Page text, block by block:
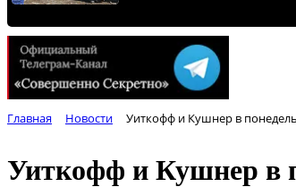
Главная Новости Уиткофф и Кушнер в
Уиткофф и Кушнер в